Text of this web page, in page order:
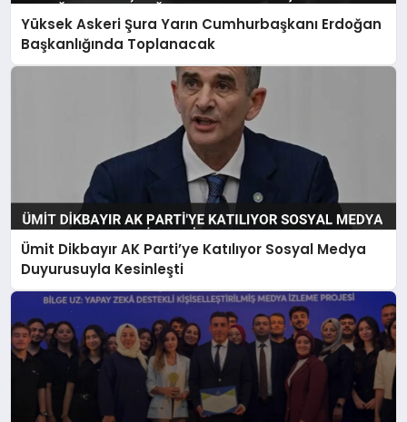
Yüksek Askeri Şura Yarın Cumhurbaşkanı Erdoğan
Başkanlığında Toplanacak
Ümit Dikbayır AK Parti’ye Katılıyor Sosyal Medya
Duyurusuyla Kesinleşti